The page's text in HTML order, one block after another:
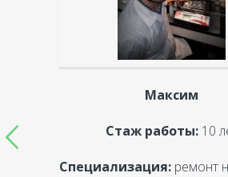
Максим
Стаж работы:10
Специализация:ремонт